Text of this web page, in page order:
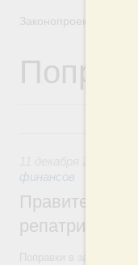
Законопроектная
финансов
репатриации
Поправки в